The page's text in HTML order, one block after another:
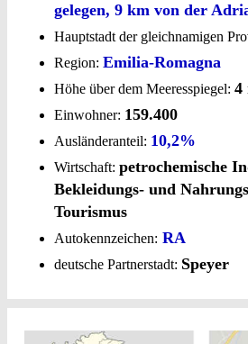
gelegen, 9 km von der
Hauptstadt der gleichnamigen
Region: Emilia-Romagna
Höhe über dem Meeresspiegel: 4
Einwohner: 159.400
Ausländeranteil: 10,2%
Wirtschaft: petrochemische
Bekleidungs- und
Tourismus
Autokennzeichen: RA
deutsche Partnerstadt: Speyer